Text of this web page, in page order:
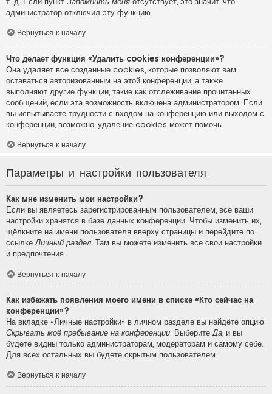
администратор отключил эту функцию.
Вернуться к началу
Что делает функция «Удалить cookies конференции»?
Она удаляет все созданные cookies, которые позволяют вам
оставаться авторизованным на этой конференции, а также
выполняют другие функции, такие как отслеживание прочитанных
сообщений, если эта возможность включена администратором. Если
вы испытываете трудности с входом на конференцию или выходом с
конференции, возможно, удаление cookies может помочь.
Вернуться к началу
Параметры и настройки пользователя
Как мне изменить мои настройки?
Если вы являетесь зарегистрированным пользователем, все ваши
настройки хранятся в базе данных конференции. Чтобы изменить их,
щёлкните на имени пользователя вверху страницы и перейдите по
ссылкеЛичный раздел. Там вы можете изменить все свои настройки
и предпочтения.
Вернуться к началу
Как избежать появления моего имени в списке «Кто сейчас на
конференции»?
На вкладке «Личные настройки» в личном разделе вы найдёте опцию
Скрывать моё пребывание на конференции. ВыберитеДа, и вы
будете видны только администраторам, модераторам и самому себе.
Для всех остальных вы будете скрытым пользователем.
Вернуться к началу